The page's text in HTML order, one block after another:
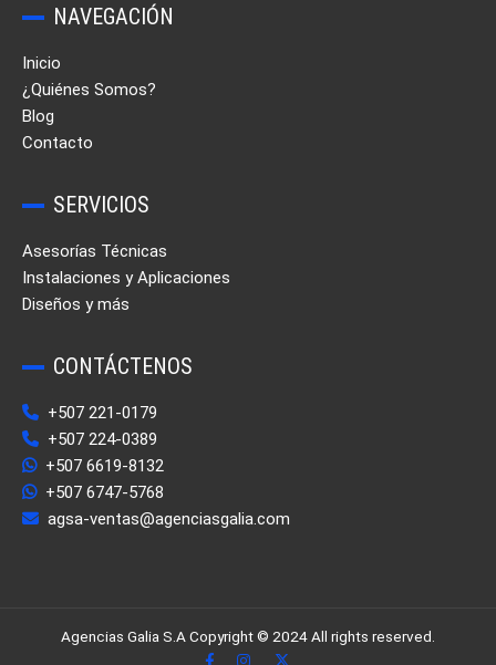
NAVEGACIÓN
Inicio
¿Quiénes Somos?
Blog
Contacto
SERVICIOS
Asesorías Técnicas
Instalaciones y Aplicaciones
Diseños y más
CONTÁCTENOS
+507 221-0179
+507 224-0389
+507 6619-8132
+507 6747-5768
agsa-ventas@agenciasgalia.com
Agencias Galia S.A Copyright © 2024 All rights reserved.